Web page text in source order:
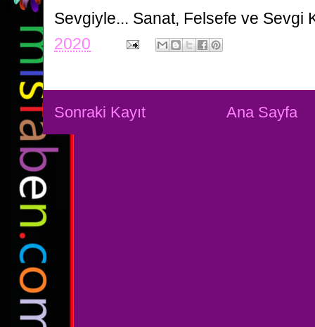
Sevgiyle... Sanat, Felsefe ve Sevgi
2020
Sonraki Kayıt Ana Sayfa